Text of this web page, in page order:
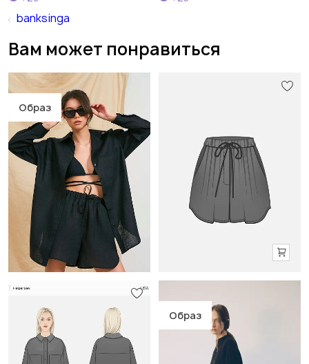
banksinga
Вам может понравиться
Образ
Образ